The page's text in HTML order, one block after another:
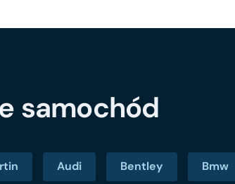
samochód
Audi Bentley Bmw